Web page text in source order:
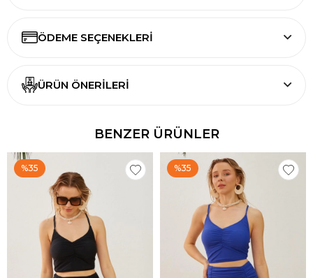
ÖDEME SEÇENEKLERI
ÜRÜN ÖNERILERI
BENZER ÜRÜNLER
%35 %35